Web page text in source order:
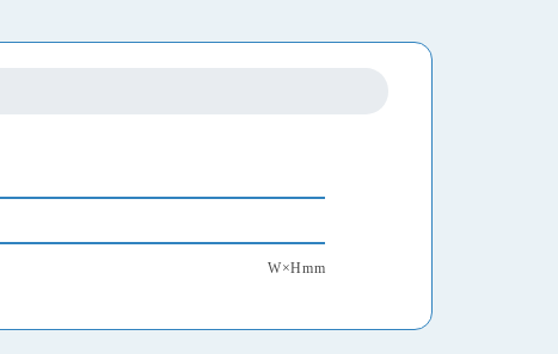
W×Hmm